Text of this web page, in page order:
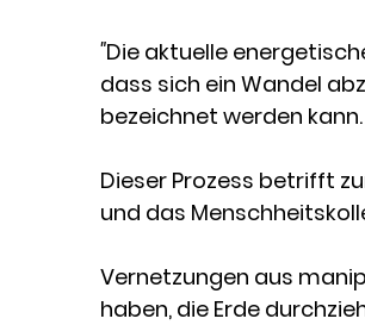
"Die aktuelle
dass sich ein Wandel
bezeichnet werden kann.
Dieser Prozess betrifft
und das
Vernetzungen aus
haben, die Erde